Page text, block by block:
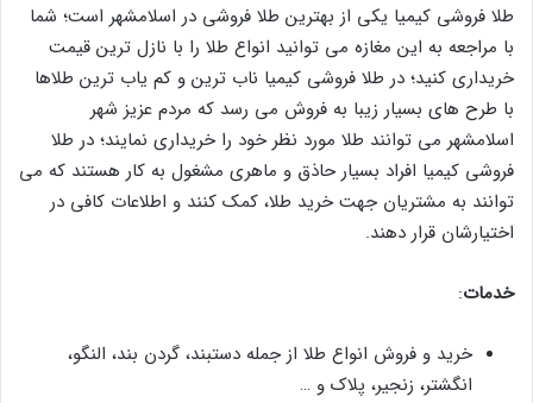
طلا فروشی کیمیا یکی از بهترین طلا فروشی در اسلامشهر است؛ شما
با مراجعه به این مغازه می توانید انواع طلا را با نازل ترین قیمت
خریداری کنید؛ در طلا فروشی کیمیا ناب ترین و کم یاب ترین طلاها
با طرح های بسیار زیبا به فروش می رسد که مردم عزیز شهر
اسلامشهر می توانند طلا مورد نظر خود را خریداری نمایند؛ در طلا
فروشی کیمیا افراد بسیار حاذق و ماهری مشغول به کار هستند که می
توانند به مشتریان جهت خرید طلا، کمک کنند و اطلاعات کافی در
اختیارشان قرار دهند.
خدمات:
خرید و فروش انواع طلا از جمله دستبند، گردن بند، النگو،
انگشتر، زنجیر، پلاک و …